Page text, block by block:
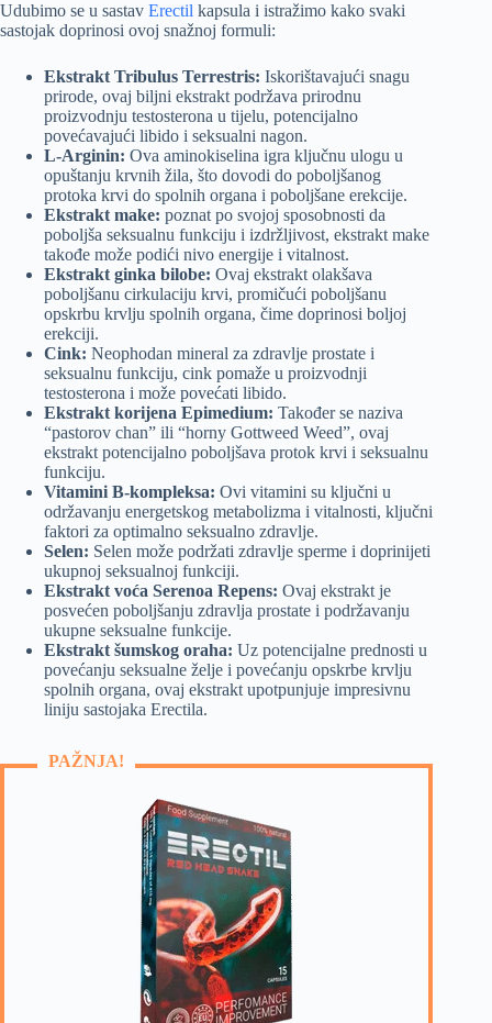
Udubimo se u sastav Erectil kapsula i istražimo kako svaki
sastojak doprinosi ovoj snažnoj formuli:
Ekstrakt Tribulus Terrestris: Iskorištavajući snagu
prirode, ovaj biljni ekstrakt podržava prirodnu
proizvodnju testosterona u tijelu, potencijalno
povećavajući libido i seksualni nagon.
L-Arginin: Ova aminokiselina igra ključnu ulogu u
opuštanju krvnih žila, što dovodi do poboljšanog
protoka krvi do spolnih organa i poboljšane erekcije.
Ekstrakt make: poznat po svojoj sposobnosti da
poboljša seksualnu funkciju i izdržljivost, ekstrakt make
takođe može podići nivo energije i vitalnost.
Ekstrakt ginka bilobe: Ovaj ekstrakt olakšava
poboljšanu cirkulaciju krvi, promičući poboljšanu
opskrbu krvlju spolnih organa, čime doprinosi boljoj
erekciji.
Cink: Neophodan mineral za zdravlje prostate i
seksualnu funkciju, cink pomaže u proizvodnji
testosterona i može povećati libido.
Ekstrakt korijena Epimedium: Također se naziva
“pastorov chan” ili “horny Gottweed Weed”, ovaj
ekstrakt potencijalno poboljšava protok krvi i seksualnu
funkciju.
Vitamini B-kompleksa: Ovi vitamini su ključni u
održavanju energetskog metabolizma i vitalnosti, ključni
faktori za optimalno seksualno zdravlje.
Selen: Selen može podržati zdravlje sperme i doprinijeti
ukupnoj seksualnoj funkciji.
Ekstrakt voća Serenoa Repens: Ovaj ekstrakt je
posvećen poboljšanju zdravlja prostate i podržavanju
ukupne seksualne funkcije.
Ekstrakt šumskog oraha: Uz potencijalne prednosti u
povećanju seksualne želje i povećanju opskrbe krvlju
spolnih organa, ovaj ekstrakt upotpunjuje impresivnu
liniju sastojaka Erectila.
PAŽNJA!